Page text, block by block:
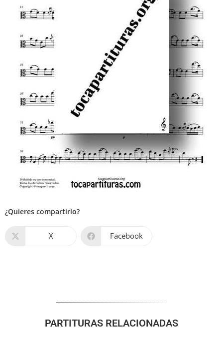
¿Quieres compartirlo?
X Facebook
PARTITURAS RELACIONADAS